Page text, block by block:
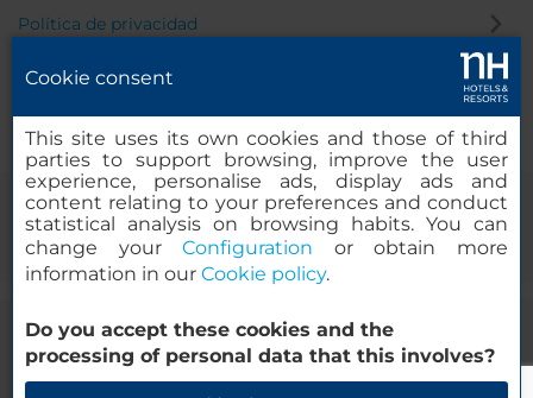
Política de privacidad
© 2000-2026 MINOR HOTELS EUROPE & AMERICAS Santa Engracia,
120. 28003 Madrid, España
Cookie consent
This site uses its own cookies and those of third
parties to support browsing, improve the user
experience, personalise ads, display ads and
content relating to your preferences and conduct
statistical analysis on browsing habits. You can
change yourConfiguration or obtain more
information in our Cookie policy.
Do you accept these cookies and the
processing of personal data that this involves?